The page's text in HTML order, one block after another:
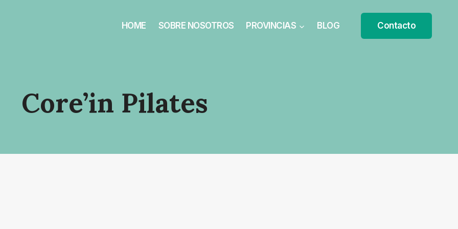
HOME SOBRE NOSOTROS PROVINCIAS BLOG Contacto
Core’in Pilates